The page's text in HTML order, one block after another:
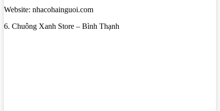
Website: nhacohainguoi.com
6. Chuông Xanh Store – Bình Thạnh